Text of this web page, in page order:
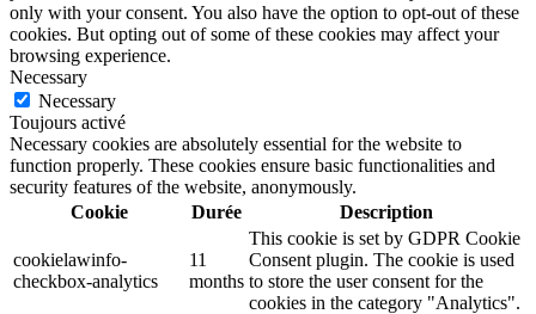
only with your consent. You also have the option to opt-out of these
cookies. But opting out of some of these cookies may affect your
browsing experience.
Necessary
Necessary
Toujours activé
Necessary cookies are absolutely essential for the website to
function properly. These cookies ensure basic functionalities and
security features of the website, anonymously.
Cookie
Durée Description
cookielawinfo-
checkbox-analytics
11
months
This cookie is set by GDPR Cookie
Consent plugin. The cookie is used
to store the user consent for the
cookies in the category "Analytics".